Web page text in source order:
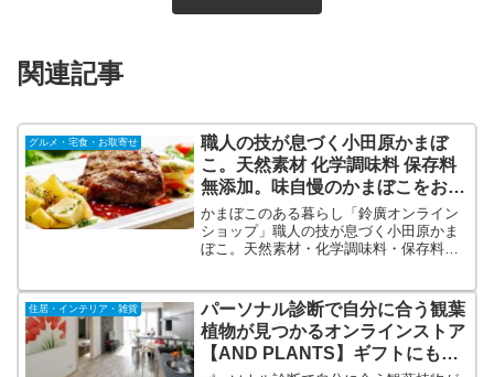
関連記事
グルメ・宅食・お取寄せ
職人の技が息づく小田原かまぼ
こ。天然素材 化学調味料 保存料
無添加。味自慢のかまぼこをお取
り寄せ【鈴廣オンラインショッ
プ】
かまぼこのある暮らし「鈴廣オンライン
ショップ」職人の技が息づく小田原かま
ぼこ。天然素材・化学調味料・保存料無
利用いただけます。慶応元年創業。職人
の技が息づく小田原かまぼこの代表的な
ブランドです。
住居・インテリア・雑貨
パーソナル診断で自分に合う観葉
植物が見つかるオンラインストア
【AND PLANTS】ギフトにも喜